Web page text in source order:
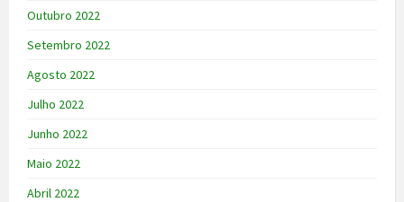
Outubro 2022
Setembro 2022
Agosto 2022
Julho 2022
Junho 2022
Maio 2022
Abril 2022